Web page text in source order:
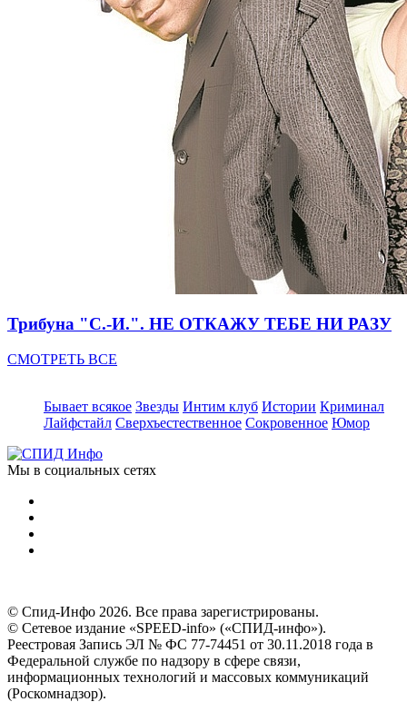
Трибуна "С.-И.". НЕ ОТКАЖУ ТЕБЕ НИ РАЗУ
СМОТРЕТЬ ВСЕ
Бывает всякое Звезды Интим клуб Истории Криминал
Лайфстайл Сверхъестественное Сокровенное Юмор
Мы в социальных сетях
© Спид-Инфо 2026. Все права зарегистрированы.
© Сетевое издание «SPEED-info» («СПИД-инфо»).
Реестровая Запись ЭЛ № ФС 77-74451 от 30.11.2018 года в
Федеральной службе по надзору в сфере связи,
информационных технологий и массовых коммуникаций
(Роскомнадзор).